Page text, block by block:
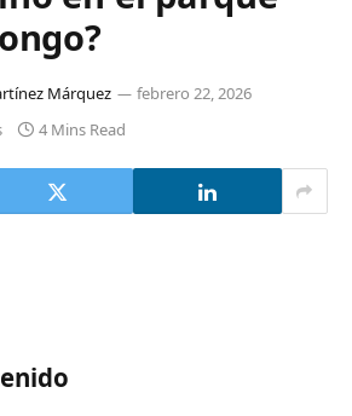
Márquez
febrero 22, 2026
4 Mins Read